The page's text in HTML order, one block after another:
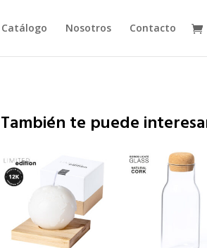
Catálogo Nosotros Contacto
También te puede